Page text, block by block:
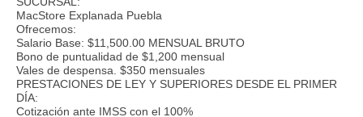
MacStore Explanada Puebla
Ofrecemos:
Salario Base: $11,500.00 MENSUAL BRUTO
Bono de puntualidad de $1,200 mensual
Vales de despensa. $350 mensuales
PRESTACIONES DE LEY Y SUPERIORES DESDE EL PRIMER
DÍA:
Cotización ante IMSS con el 100%